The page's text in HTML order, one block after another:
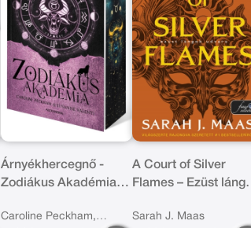
Árnyékhercegnő -
Zodiákus Akadémia -
Caroline Peckham,
A Court of Silver
Flames – Ezüst
rózsák udvara 5.)
Sarah J. Maas